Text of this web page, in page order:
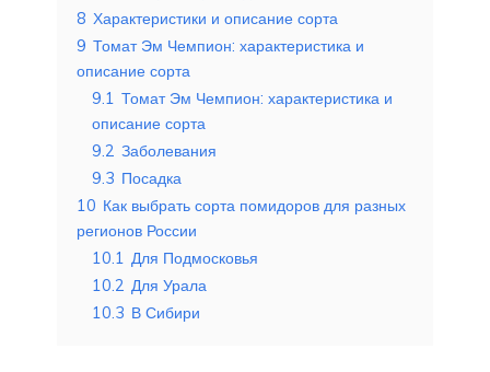
8 Характеристики и описание сорта
9 Томат Эм Чемпион: характеристика и
описание сорта
9.1 Томат Эм Чемпион: характеристика и
описание сорта
9.2 Заболевания
9.3 Посадка
10 Как выбрать сорта помидоров для разных
регионов России
10.1 Для Подмосковья
10.2 Для Урала
10.3 В Сибири